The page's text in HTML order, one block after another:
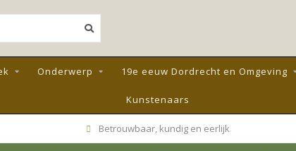
Onderwerp 19e eeuw Dordrecht en Omgeving
Kunstenaars